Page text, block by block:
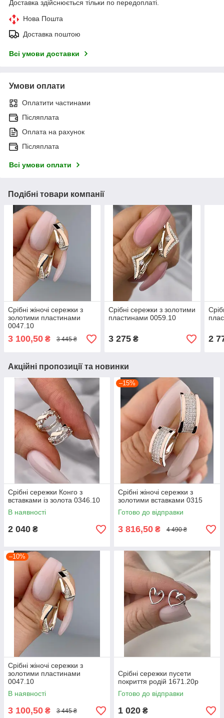
Доставка здійснюється тільки по передоплаті.
Нова Пошта
Доставка поштою
Всі умови доставки
Умови оплати
Оплатити частинами
Післяплата
Оплата на рахунок
Післяплата
Всі умови оплати
Подібні товари компанії
Срібні жіночі сережки з
золотими пластинами
0047.10
3 100,50 ₴ 3 445 ₴
Срібні сережки з золотими
пластинами 0059.10
3 275₴ 2
Акційні пропозиції та новинки
Срібні сережки Конго з
вставками із золота 0346.10
В наявності
2 040 ₴
–15%
Срібні жіночі сережки з
золотими вставками 0315
Готово до відправки
3 816,50 ₴ 4 490 ₴
–10%
Срібні жіночі сережки з
золотими пластинами
0047.10
В наявності
3 100,50 ₴ 3 445 ₴
Срібні сережки пусети
покриття родій 1671.20р
Готово до відправки
1 020 ₴